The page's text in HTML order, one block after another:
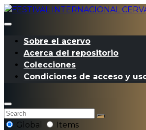
Sobre el acervo
Acerca del repositorio
Colecciones
Condiciones de acceso y
Global
Items